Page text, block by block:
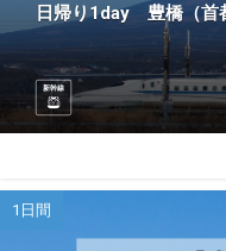
日帰り1day 豊橋（首
新幹線
1日間